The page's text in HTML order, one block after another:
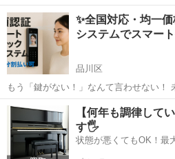
は、顔認証機能付きの最新オートロック
した！ 🔓 鍵いらずで「顔パス入館」も可能に！ 🏃‍♀️ 住民の利便性はも
ちろん、 🛡️...
東京 目黒区 電気工事 防犯
✨全国対応・均一
システムでスマー
品川区
もう「鍵がない！」なんて言わせない！
システムで セキュリティも便利さもワンランク
におすすめ】 ・🏢 マンション・アパー
や店舗の防...
東京 品川区 電気工事 無料
【何年も調律して
す🖐️
状態が悪くてもOK！最